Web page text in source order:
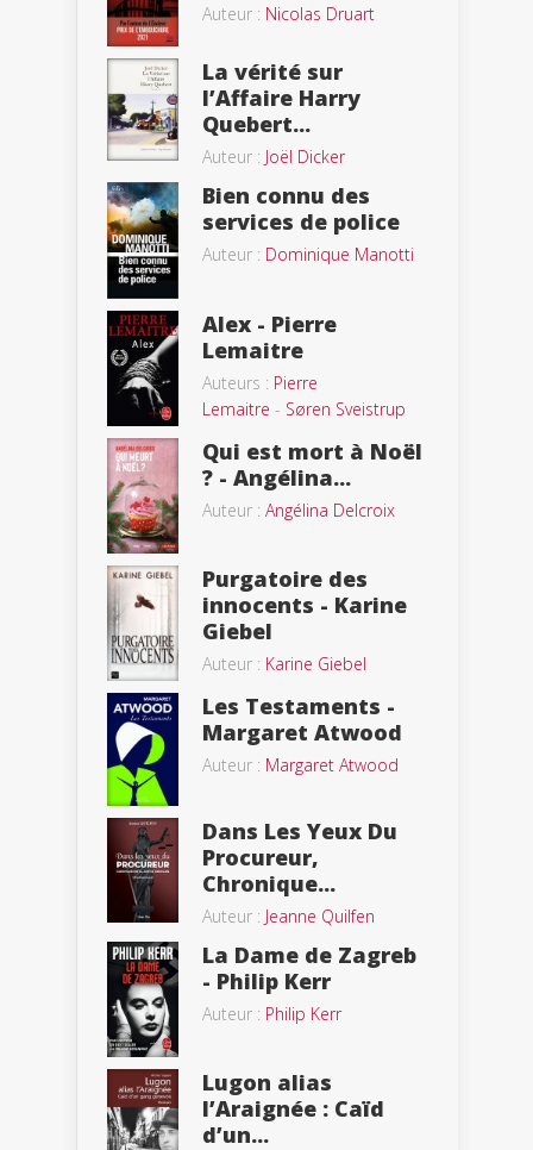
Auteur : Nicolas Druart
La vérité sur
l’Affaire Harry
Quebert...
Auteur : Joël Dicker
Bien connu des
services de police
Auteur : Dominique Manotti
Alex - Pierre
Lemaitre
Auteurs : Pierre
Lemaitre - Søren Sveistrup
Qui est mort à Noël
? - Angélina...
Auteur : Angélina Delcroix
Purgatoire des
innocents - Karine
Giebel
Auteur : Karine Giebel
Les Testaments -
Margaret Atwood
Auteur : Margaret Atwood
Dans Les Yeux Du
Procureur,
Chronique...
Auteur : Jeanne Quilfen
La Dame de Zagreb
- Philip Kerr
Auteur : Philip Kerr
Lugon alias
l’Araignée : Caïd
d’un...